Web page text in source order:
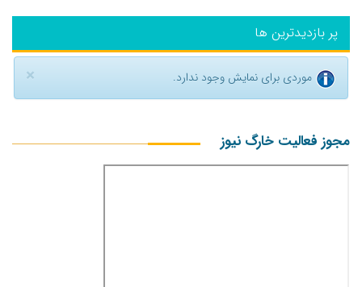
پر بازدیدترین ها
× موردی برای نمایش وجود ندارد.
مجوز فعالیت خارگ نیوز